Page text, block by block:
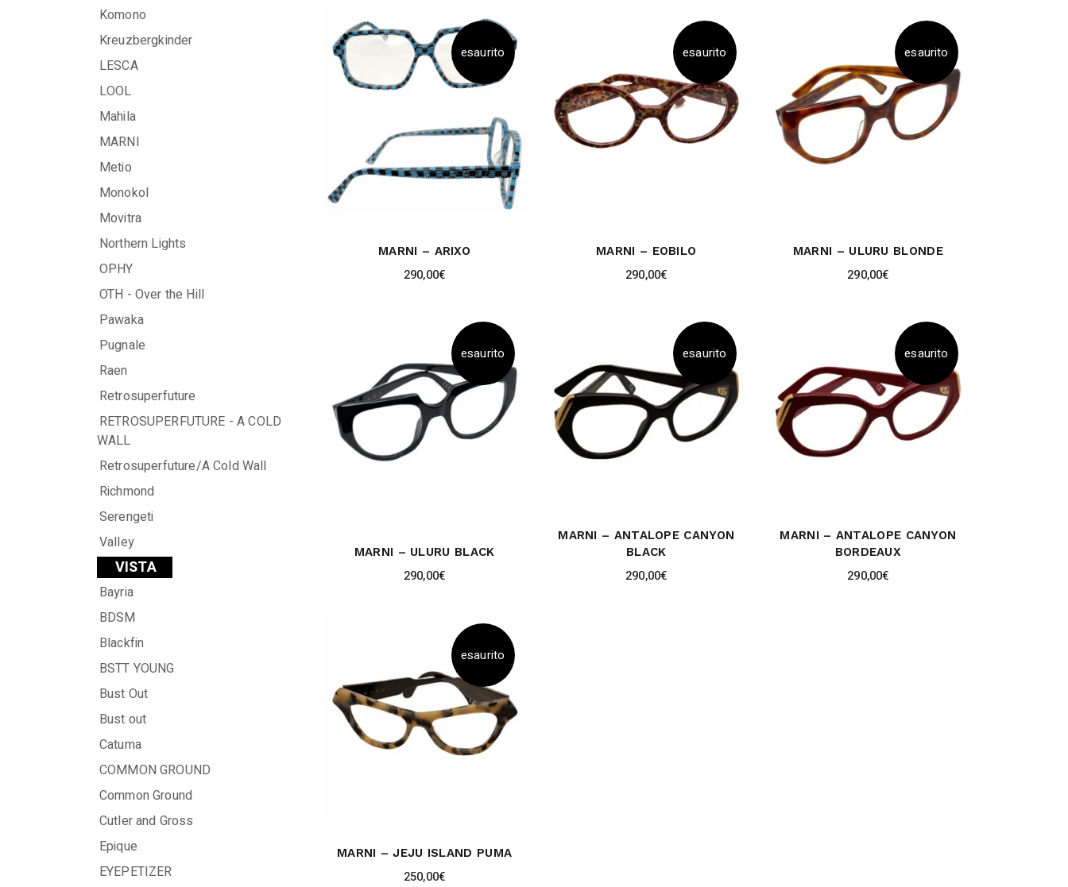
esaurito
MARNI – ARIXO
290,00€
esaurito
MARNI – EOBILO
290,00€
esaurito
MARNI – ULURU BLONDE
290,00€
esaurito
MARNI – ULURU BLACK
290,00€
esaurito
MARNI – ANTALOPE CANYON
BLACK
290,00€
esaurito
MARNI – ANTALOPE CANYON
BORDEAUX
290,00€
esaurito
MARNI – JEJU ISLAND PUMA
250,00€
Komono
Kreuzbergkinder
LESCA
LOOL
Mahila
MARNI
Metio
Monokol
Movitra
Northern Lights
OPHY
OTH - Over the Hill
Pawaka
Pugnale
Raen
Retrosuperfuture
RETROSUPERFUTURE - A COLD
WALL
Retrosuperfuture/A Cold Wall
Richmond
Serengeti
Valley
VISTA
Bayria
BDSM
Blackfin
BSTT YOUNG
Bust Out
Bust out
Catuma
COMMON GROUND
Common Ground
Cutler and Gross
Epique
EYEPETIZER